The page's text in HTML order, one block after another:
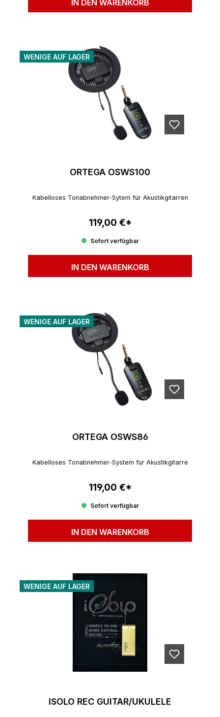
IN DEN WARENKORB
WENIGE AUF LAGER
ORTEGA OSWS100
Kabelloses Tonabnehmer-Sytem für Akustikgitarren
Regulärer Preis:
119,00 €*
Sofort verfügbar
IN DEN WARENKORB
WENIGE AUF LAGER
ORTEGA OSWS86
Kabelloses Tonabnehmer-System für Akustikgitarre
Regulärer Preis:
119,00 €*
Sofort verfügbar
IN DEN WARENKORB
WENIGE AUF LAGER
ISOLO REC GUITAR/UKULELE